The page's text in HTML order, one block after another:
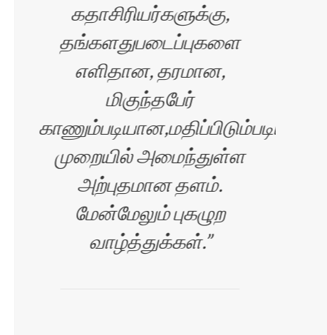
கதாசிரியர்களுக்கு,
தங்களதுபடைப்புகளை
எளிதான, தரமான,
மிகுந்தபேர்
காணும்படியான,மதிப்பிடும்படியான
முறையில் அமைந்துள்ள
அற்புதமான தளம்.
மேன்மேலும் புகழுற
வாழ்த்துக்கள்.